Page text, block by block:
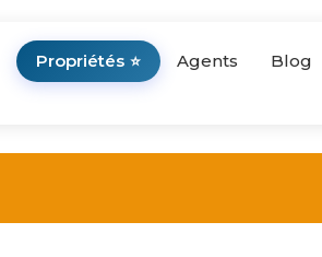
Propriétés ⭐ Agents Blog